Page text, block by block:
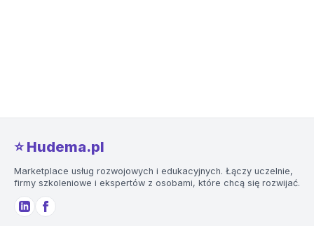
⭐️ Hudema.pl
Marketplace usług rozwojowych i edukacyjnych. Łączy uczelnie,
firmy szkoleniowe i ekspertów z osobami, które chcą się rozwijać.